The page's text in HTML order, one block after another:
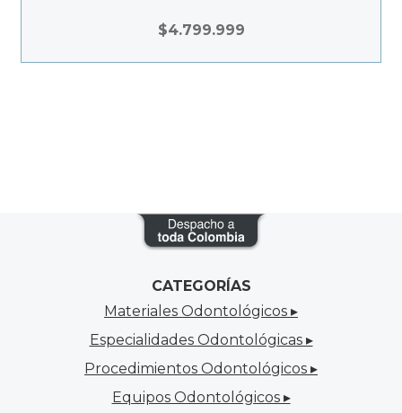
$4.799.999
CATEGORÍAS
Materiales Odontológicos ▸
Especialidades Odontológicas ▸
Procedimientos Odontológicos ▸
Equipos Odontológicos ▸